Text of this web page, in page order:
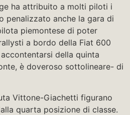
ha attribuito a molti piloti i
penalizzato anche la gara di
piemontese di poter
a bordo della Fiat 600
della quinta
è doveroso sottolineare- di
Vittone-Giachetti figurano
quarta posizione di classe.